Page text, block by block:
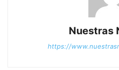
Nuestras
https://